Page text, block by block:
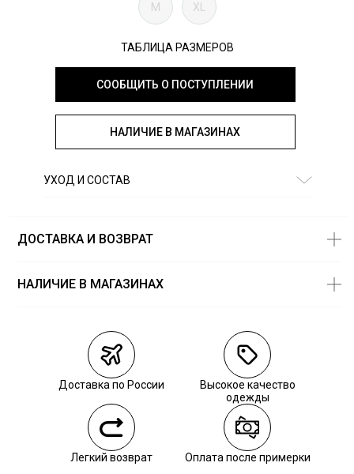
M XL
ТАБЛИЦА РАЗМЕРОВ
СООБЩИТЬ О ПОСТУПЛЕНИИ
НАЛИЧИЕ В МАГАЗИНАХ
УХОД И СОСТАВ
ДОСТАВКА И ВОЗВРАТ
Курьерская доставка СДЭК
Самовывоз из пункта выдачи СДЭК
Самовывоз из наших магазинов
Курьерская доставка СДЭК
Самовывоз из пункта выдачи СДЭК
НАЛИЧИЕ В МАГАЗИНАХ
Доставка по России
Высокое качество
одежды
Легкий возврат Оплата после примерки